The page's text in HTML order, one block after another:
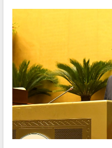
Nâng cao hiệu quả hoạt động của các
Hội nghị triển khai kết nối mạng
truyền số liệu chuyên dùng phục vụ cơ
quan Đảng, Nhà nước
Lễ phát động chuỗi hoạt động chung
tay làm sạch môi trường
Xã Ea Kar bước chuyển mình trong
công tác cải cách hành chính mô hình
mới
UBND tỉnh họp báo định kỳ tháng 4
năm 2026
Hội thảo khoa học “Giải pháp thúc đẩy